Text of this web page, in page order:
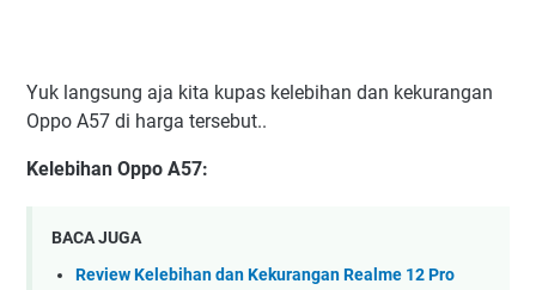
Yuk langsung aja kita kupas kelebihan dan kekurangan
Oppo A57 di harga tersebut..
Kelebihan Oppo A57:
BACA JUGA
Review Kelebihan dan Kekurangan Realme 12 Pro